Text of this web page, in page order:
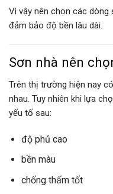
Vì vậy nên chọn các
đảm bảo độ bền lâu dài.
Sơn nhà nên
Trên thị trường hiện nay
nhau. Tuy nhiên khi lựa
yếu tố sau:
độ phủ cao
bền màu
chống thấm tốt